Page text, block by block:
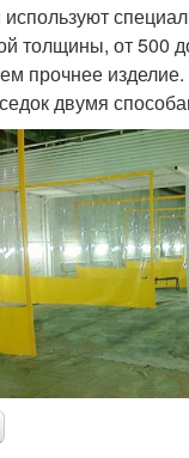
используют
толщины, от 500
прочнее
двумя